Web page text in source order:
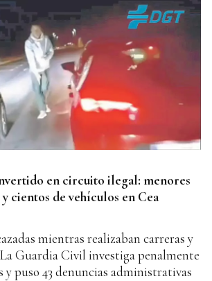
en circuito ilegal: menores
cientos de vehículos en Cea
mientras realizaban carreras y
Guardia Civil investiga penalmente
y puso 43 denuncias administrativas